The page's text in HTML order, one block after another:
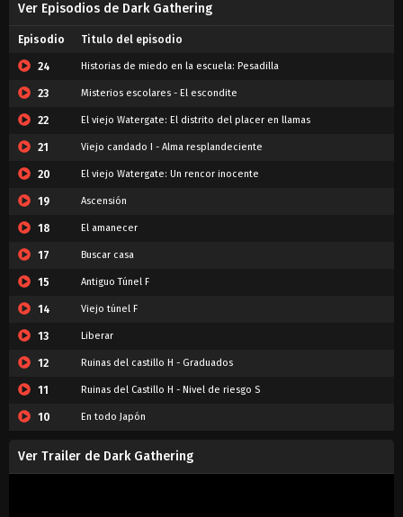
Ver Episodios de Dark Gathering
Episodio Titulo del episodio
24 Historias de miedo en la escuela: Pesadilla
23 Misterios escolares - El escondite
22 El viejo Watergate: El distrito del placer en llamas
21 Viejo candado I - Alma resplandeciente
20 El viejo Watergate: Un rencor inocente
19 Ascensión
18 El amanecer
17 Buscar casa
15 Antiguo Túnel F
14 Viejo túnel F
13 Liberar
12 Ruinas del castillo H - Graduados
11 Ruinas del Castillo H - Nivel de riesgo S
10 En todo Japón
8
Ver Trailer de Dark Gathering